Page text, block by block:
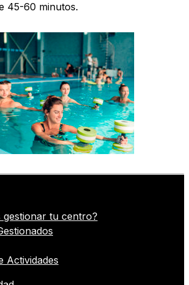
45-60 minutos.
gestionar tu centro?
Actividades